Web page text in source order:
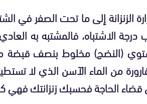
الزنزانة إلى ما تحت الصفر في
الاشتباه، فالمشتبه به
(النضج) مخلوط بنصف قبضة من
من الماء الآسن الذي لا
الحاجة فحسبك زنزانتك فهي